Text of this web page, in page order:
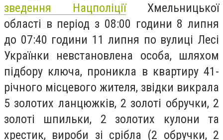
зведення НацполіціїХмельницької
області в період з 08:00 години 8 липня
до 07:40 години 11 липня по вулиці Лесі
Українки невстановлена особа, шляхом
підбору ключа, проникла в квартиру 41-
річного місцевого жителя, звідки викрала
5 золотих ланцюжків, 2 золоті обручки, 2
золоті шпильки, 2 золотих кулони та
хрестик, вироби зі срібла (2 обручки, 2